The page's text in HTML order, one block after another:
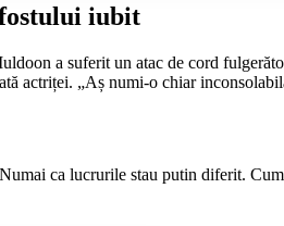
iubit
a suferit un atac de cord
actriței. „Aș numi-o chiar
ca lucrurile stau putin diferit.